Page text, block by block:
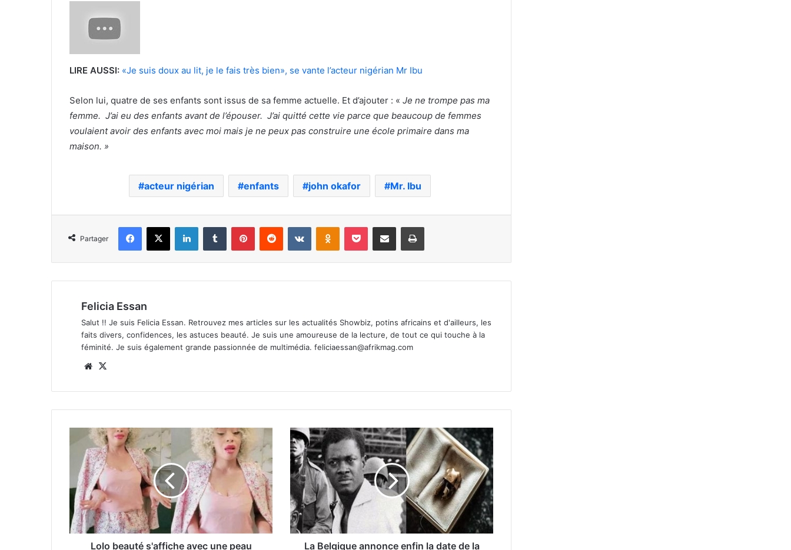
LIRE AUSSI: «Je suis doux au lit, je le fais très bien», se vante l’acteur nigérian Mr Ibu
Selon lui, quatre de ses enfants sont issus de sa femme actuelle. Et d’ajouter : « Je ne trompe pas ma
femme. J’ai eu des enfants avant de l’épouser. J’ai quitté cette vie parce que beaucoup de femmes
voulaient avoir des enfants avec moi mais je ne peux pas construire une école primaire dans ma
maison. »
acteur nigérian enfants john okafor Mr. Ibu
Partager
Facebook
X LinkedinTumblr PinterestReddit VKontakteOdnoklassniki
Pocket Partager par email Imprimer
Felicia Essan
Salut !! Je suis Felicia Essan. Retrouvez mes articles sur les actualités Showbiz, potins africains et d'ailleurs, les
faits divers, confidences, les astuces beauté. Je suis une amoureuse de la lecture, de tout ce qui touche à la
féminité. Je suis également grande passionnée de multimédia. feliciaessan@afrikmag.com
Website
Lolo beauté s'affiche avec une peau La Belgique annonce enfin la date de la